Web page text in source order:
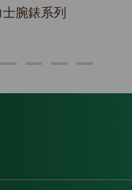
士腕錶系列